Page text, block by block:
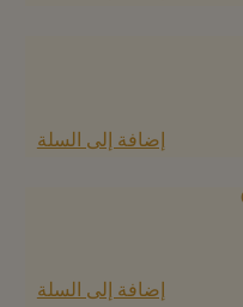
إضافة إلى السلة
إضافة إلى السلة